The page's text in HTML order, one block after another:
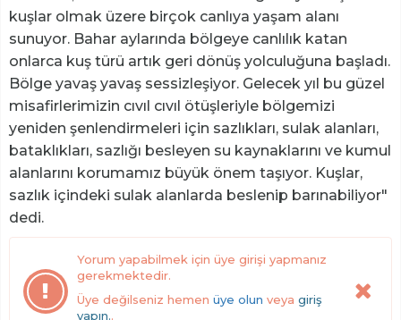
kuşlar olmak üzere birçok canlıya yaşam alanı
sunuyor. Bahar aylarında bölgeye canlılık katan
onlarca kuş türü artık geri dönüş yolculuğuna başladı.
Bölge yavaş yavaş sessizleşiyor. Gelecek yıl bu güzel
misafirlerimizin cıvıl cıvıl ötüşleriyle bölgemizi
yeniden şenlendirmeleri için sazlıkları, sulak alanları,
bataklıkları, sazlığı besleyen su kaynaklarını ve kumul
alanlarını korumamız büyük önem taşıyor. Kuşlar,
sazlık içindeki sulak alanlarda beslenip barınabiliyor"
dedi.
Yorum yapabilmek için üye girişi yapmanız
gerekmektedir.
Üye değilseniz hemen üye olun veya giriş
yapın..